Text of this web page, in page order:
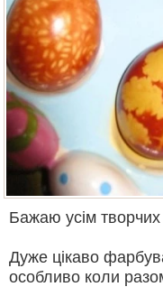
Бажаю усім творчих
Дуже цікаво
особливо коли